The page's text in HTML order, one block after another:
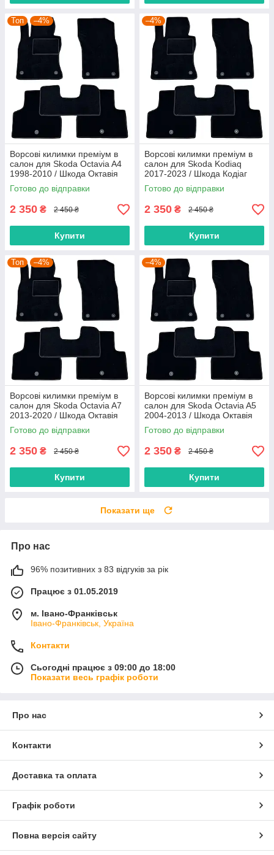
Топ –4%
Ворсові килимки преміум в
салон для Skoda Octavia A4
1998-2010 / Шкода Октавія
А4 килимки
Готово до відправки
2 350 ₴ 2 450 ₴
Купити
–4%
Ворсові килимки преміум в
салон для Skoda Kodiaq
2017-2023 / Шкода Кодіаг
килимки
Готово до відправки
2 350 ₴ 2 450 ₴
Купити
Топ –4%
Ворсові килимки преміум в
салон для Skoda Octavia A7
2013-2020 / Шкода Октавія
А7 килимки
Готово до відправки
2 350 ₴ 2 450 ₴
Купити
–4%
Ворсові килимки преміум в
салон для Skoda Octavia A5
2004-2013 / Шкода Октавія
А5 килимки
Готово до відправки
2 350 ₴ 2 450 ₴
Купити
Показати ще
Про нас
96% позитивних з 83 відгуків за рік
Працює з 01.05.2019
м. Івано-Франківськ
Івано-Франківськ, Україна
Контакти
Сьогодні працює з 09:00 до 18:00
Показати весь графік роботи
Про нас
Контакти
Доставка та оплата
Графік роботи
Повна версія сайту